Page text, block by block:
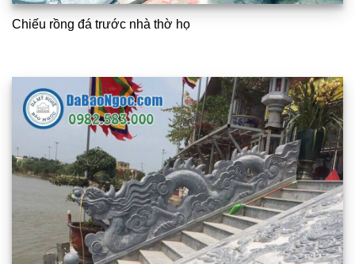
Chiếu rồng đá trước nhà thờ họ